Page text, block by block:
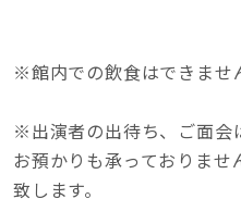
※館内での飲食はできませ
※出演者の出待ち、ご面会
お預かりも承っておりませ
致します。